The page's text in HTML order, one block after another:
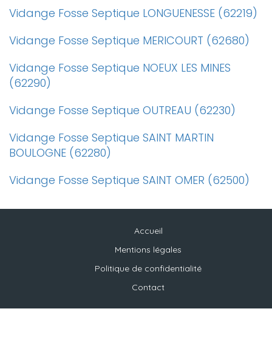
Vidange Fosse Septique LONGUENESSE (62219)
Vidange Fosse Septique MERICOURT (62680)
Vidange Fosse Septique NOEUX LES MINES
(62290)
Vidange Fosse Septique OUTREAU (62230)
Vidange Fosse Septique SAINT MARTIN
BOULOGNE (62280)
Vidange Fosse Septique SAINT OMER (62500)
Accueil
Mentions légales
Politique de confidentialité
Contact